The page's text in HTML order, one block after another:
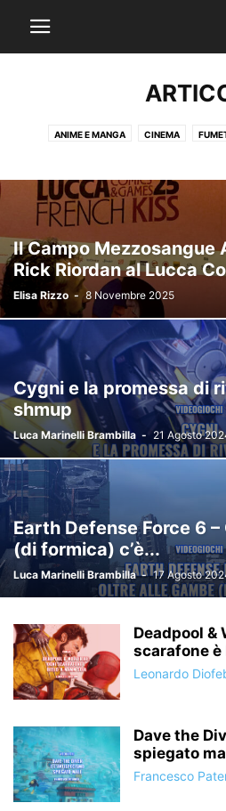
ANIME E MANGA CINEMA
Il Campo Mezzosangue
Rick Riordan al Lucca
Elisa Rizzo - 8 Novembre 2025
Cygni e la promessa di
shmup
Luca Marinelli Brambilla - 21 Agosto
Earth Defense Force 6
(di formica) c’è...
Luca Marinelli Brambilla - 17 Agosto
Deadpool &
scarafone è
Leonardo
Dave the
spiegato
Francesco